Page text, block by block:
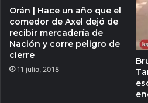
Orán | Hace un año que el
comedor de Axel dejó de
recibir mercadería de
Nación y corre peligro de
cierre
11 julio, 2018